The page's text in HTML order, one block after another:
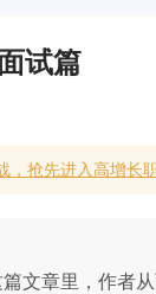
试篇
抢先进入高增长
文章里，作者